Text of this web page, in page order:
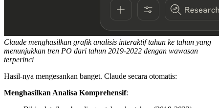
Claude menghasilkan grafik analisis interaktif tahun ke tahun yang
menunjukkan tren PO dari tahun 2019-2022 dengan wawasan
terperinci
Hasil-nya mengesankan banget. Claude secara otomatis:
Menghasilkan Analisa Komprehensif: